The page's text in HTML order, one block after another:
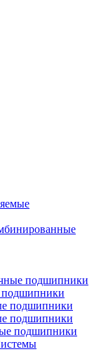
подшипники
подшипники
подшипники
подшипники
подшипники